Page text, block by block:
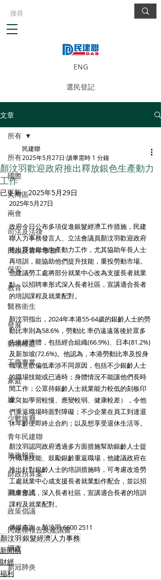
ENG
選民登記
文章
所有
國際
大灣區
兩會
司法及法律
民政及青年事務
保安
教育
醫務衛生
發展
動物權益
工商專業
家庭
婦女
少數族裔
青年民建聯
施政報告
財政預算案
圓桌會議
政策倡議
民建聯報告及建議書
調查
新冠肺炎
所有
顏汶羽歡迎政府推出釋放銀色生產動力
工作
民建聯
2025年5月27日 讀畢需時 1 分鐘
已更新：2025年5月29日
2025年5月27日
政府今日公布多項促進銀髮經濟工作措施，民建
聯人力事務發言人、立法會議員顏汶羽歡迎政府
推出釋放銀色生產動力工作，尤其協助年長人士
再培訓，能協助他們提升技能，重投勞動市場。
他建議勞工處將部分就業中心改為支援長者就業
點，以招聘車形式深入長者社區，宣講適合長者
的培訓課程及就業配對。
顏汶羽指出，2024年本港55-64歲的銀齡人士的勞
動比率則為58.6%，勞動比 率仍遠遠落後於眾多
先進經濟體，包括經合組織(66.9%)、日本(81.2%)
及新加坡(72.6%)。他認為，本港勞動比率及投身
職場意欲偏低牽涉不同原因，包括不少銀齡人士
的職場技能或已過時；身體情況不能讓他們長時
間工作；公眾持銀齡人士就業能力較低的刻板印
象（如學習較慢、應變較弱、健康較差），令他
們重返職場時面對障礙；不少企業在員工到達退
休年齡便即終止合約；以及想享受退休生活等。
顏汶羽認同政府透過多方面措施幫助銀齡人士提
升職場技能、鼓勵銀齡重返職場，他建議政府在
推出針對銀齡人士的培訓措施時，可考慮改造勞
工處就業中心成支援長者就業點作配合，並以招
聘車形式，深入長者社區，宣講適合長者的培訓
課程及就業配對。
傳媒查詢：顏汶羽 6600 2511
顏汶羽銀髮經濟 人力事務
新聞稿
財經
福利